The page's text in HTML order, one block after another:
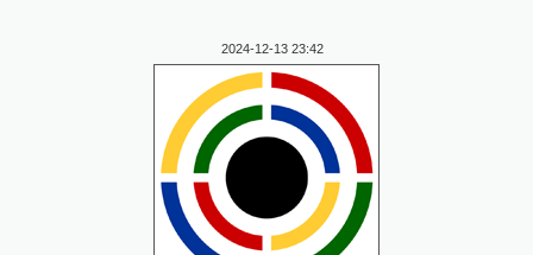
2024-12-13 23:42